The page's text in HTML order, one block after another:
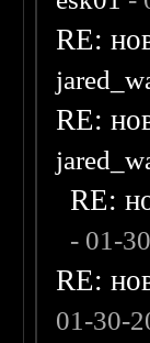
RE:
RE:
RE:
- 01-
RE:
01-30-